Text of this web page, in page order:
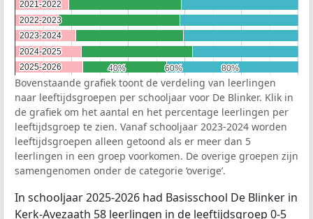
40%
40% 60%
60% 80%
80%
2021-2022
2021-2022
2022-2023
2022-2023
2023-2024
2023-2024
2024-2025
2024-2025
2025-2026
2025-2026
Bovenstaande grafiek toont de verdeling van leerlingen
naar leeftijdsgroepen per schooljaar voor De Blinker. Klik in
de grafiek om het aantal en het percentage leerlingen per
leeftijdsgroep te zien. Vanaf schooljaar 2023-2024 worden
leeftijdsgroepen alleen getoond als er meer dan 5
leerlingen in een groep voorkomen. De overige groepen zijn
samengenomen onder de categorie ‘overige’.
In schooljaar 2025-2026 had Basisschool De Blinker in
Kerk-Avezaath 58 leerlingen in de leeftijdsgroep 0-5